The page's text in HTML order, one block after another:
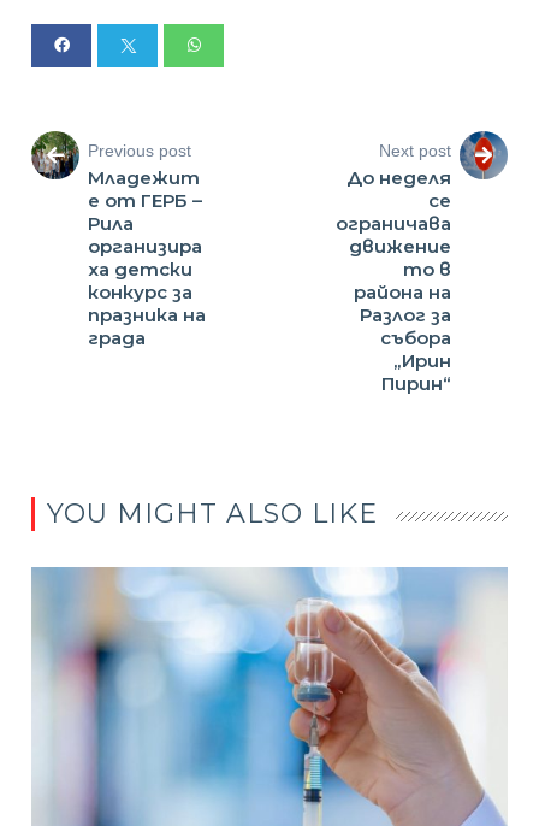
Previous post
Младежит
е от ГЕРБ –
Рила
организира
ха детски
конкурс за
празника на
града
Next post
До неделя
се
ограничава
движение
то в
района на
Разлог за
събора
„Ирин
Пирин“
YOU MIGHT ALSO LIKE